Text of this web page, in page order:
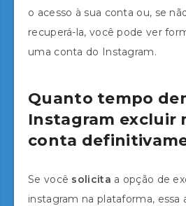
o acesso à sua conta ou, se
recuperá-la, você pode ver
uma conta do Instagram.
Quanto tempo
Instagram excluir
conta
Se você solicita a opção de
instagram na plataforma, essa